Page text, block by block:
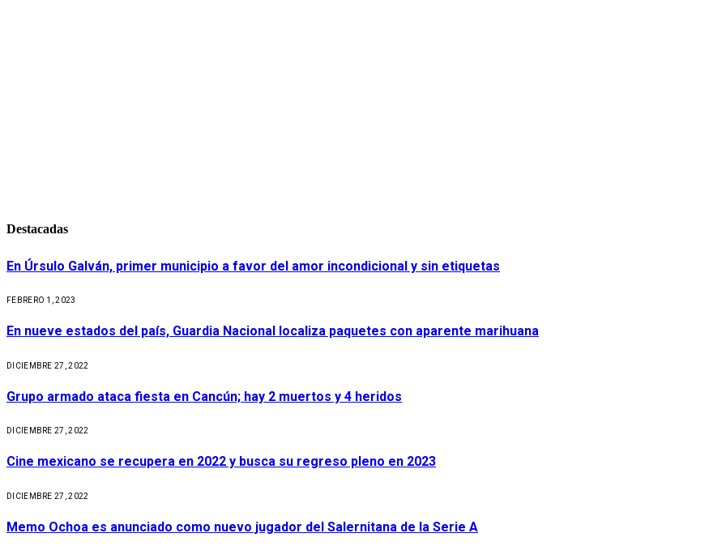
Destacadas
En Úrsulo Galván, primer municipio a favor del amor incondicional y sin etiquetas
FEBRERO 1, 2023
En nueve estados del país, Guardia Nacional localiza paquetes con aparente marihuana
DICIEMBRE 27, 2022
Grupo armado ataca fiesta en Cancún; hay 2 muertos y 4 heridos
DICIEMBRE 27, 2022
Cine mexicano se recupera en 2022 y busca su regreso pleno en 2023
DICIEMBRE 27, 2022
Memo Ochoa es anunciado como nuevo jugador del Salernitana de la Serie A